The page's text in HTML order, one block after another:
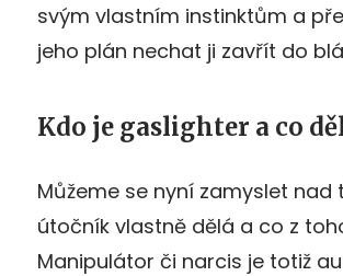
svým vlastním instinktům a
jeho plán nechat ji zavřít do
Kdo je gaslighter a co
Můžeme se nyní zamyslet
útočník vlastně dělá a co z
Manipulátor či narcis je totiž